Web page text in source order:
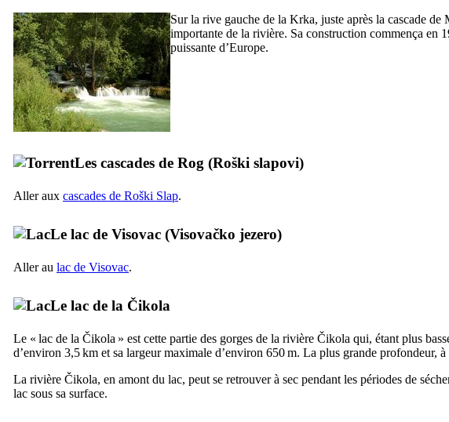
Sur la rive gauche de la Krka, juste après la cascade de
importante de la rivière. Sa construction commença en
puissante d’Europe.
Les cascades de Rog (Roški slapovi)
Aller aux cascades de Roški Slap.
Le lac de Visovac (Visovačko jezero)
Aller au lac de Visovac.
Le lac de la Čikola
Le « lac de la Čikola » est cette partie des gorges de la rivière Čikola qui, étant plus
d’environ 3,5 km et sa largeur maximale d’environ 650 m. La plus grande profondeur,
La rivière Čikola, en amont du lac, peut se retrouver à sec pendant les périodes de
lac sous sa surface.